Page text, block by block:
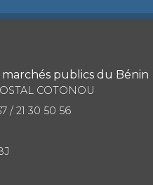
COTONOU
/ 21 30 50 56